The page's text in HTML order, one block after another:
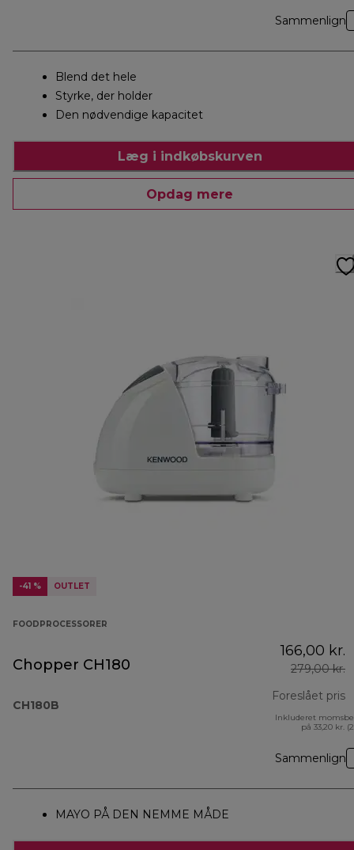
Sammenlign
Blend det hele
Styrke, der holder
Den nødvendige kapacitet
Læg i indkøbskurven
Opdag mere
-41 % OUTLET
FOODPROCESSORER
Chopper CH180
CH180B
166,00 kr.
279,00 kr.
Foreslået pris
Inkluderet
på 33,20 kr.
Sammenlign
MAYO PÅ DEN NEMME MÅDE